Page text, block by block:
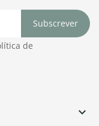

Subscrever
de